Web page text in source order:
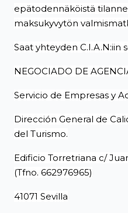
epätodennäköistä
maksukyvytön
Saat yhteyden C.I.A.N:iin
NEGOCIADO DE
Servicio de Empresas y
Dirección General de
del Turismo.
Edificio Torretriana c/
(Tfno. 662976965)
41071 Sevilla